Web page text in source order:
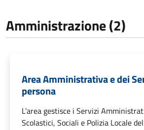
Amministrazione (2)
Area Amministrativa e dei
persona
L'area gestisce i Servizi
Scolastici, Sociali e Polizia Locale